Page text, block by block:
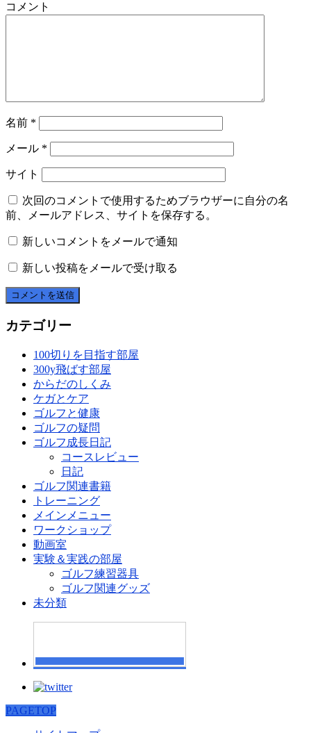
コメント
名前 *
メール *
サイト
次回のコメントで使用するためブラウザーに自分の名
前、メールアドレス、サイトを保存する。
新しいコメントをメールで通知
新しい投稿をメールで受け取る
カテゴリー
100切りを目指す部屋
300y飛ばす部屋
からだのしくみ
ケガとケア
ゴルフと健康
ゴルフの疑問
ゴルフ成長日記
コースレビュー
日記
ゴルフ関連書籍
トレーニング
メインメニュー
ワークショップ
動画室
実験＆実践の部屋
ゴルフ練習器具
ゴルフ関連グッズ
未分類
PAGETOP